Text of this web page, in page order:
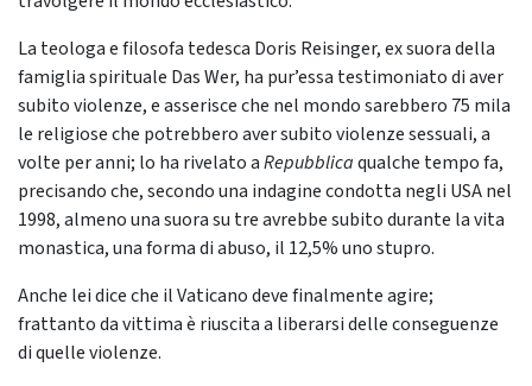
La teologa e filosofa tedesca Doris Reisinger, ex suora della
famiglia spirituale Das Wer, ha pur’essa testimoniato di aver
subito violenze, e asserisce che nel mondo sarebbero 75 mila
le religiose che potrebbero aver subito violenze sessuali, a
volte per anni; lo ha rivelato aRepubblicaqualche tempo fa,
precisando che, secondo una indagine condotta negli USA nel
1998, almeno una suora su tre avrebbe subito durante la vita
monastica, una forma di abuso, il 12,5% uno stupro.
Anche lei dice che il Vaticano deve finalmente agire;
frattanto da vittima è riuscita a liberarsi delle conseguenze
di quelle violenze.